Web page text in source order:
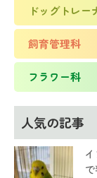
ドッグトレー
飼育管理科
フラワー科
人気の記事